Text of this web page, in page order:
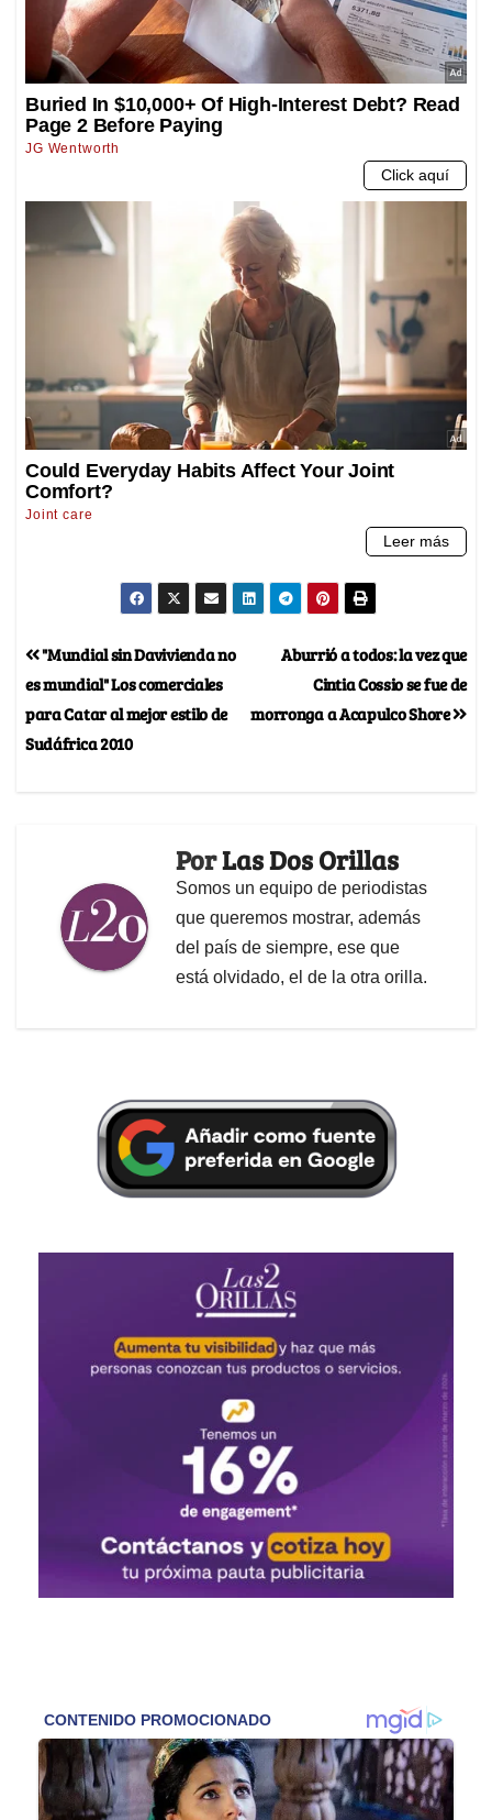
Aburrió a todos: la vez que
Cintia Cossio se fue de
morronga a Acapulco Shore
"Mundial sin Davivienda no
es mundial" Los comerciales
para Catar al mejor estilo de
Sudáfrica 2010
PorLas Dos Orillas
Somos un equipo de periodistas
que queremos mostrar, además
del país de siempre, ese que
está olvidado, el de la otra orilla.